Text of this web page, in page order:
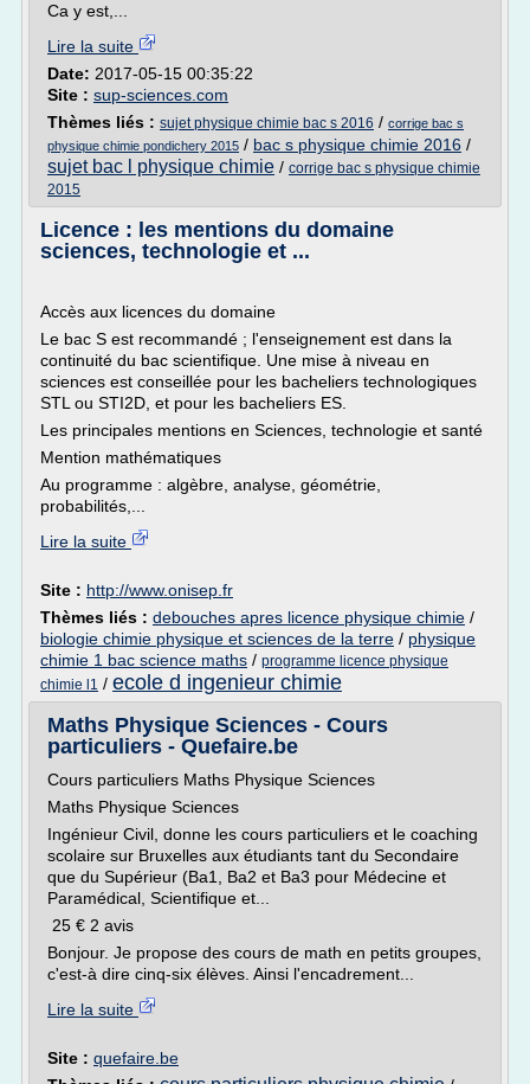
Ca y est,...
Lire la suite
Date: 2017-05-15 00:35:22
Site : sup-sciences.com
Thèmes liés : sujet physique chimie bac s 2016 / corrige bac s
physique chimie pondichery 2015 / bac s physique chimie 2016 /
sujet bac l physique chimie / corrige bac s physique chimie
2015
Licence : les mentions du domaine
sciences, technologie et ...
Accès aux licences du domaine
Le bac S est recommandé ; l'enseignement est dans la
continuité du bac scientifique. Une mise à niveau en
sciences est conseillée pour les bacheliers technologiques
STL ou STI2D, et pour les bacheliers ES.
Les principales mentions en Sciences, technologie et santé
Mention mathématiques
Au programme : algèbre, analyse, géométrie,
probabilités,...
Lire la suite
Site : http://www.onisep.fr
Thèmes liés : debouches apres licence physique chimie /
biologie chimie physique et sciences de la terre / physique
chimie 1 bac science maths / programme licence physique
chimie l1 / ecole d ingenieur chimie
Maths Physique Sciences - Cours
particuliers - Quefaire.be
Cours particuliers Maths Physique Sciences
Maths Physique Sciences
Ingénieur Civil, donne les cours particuliers et le coaching
scolaire sur Bruxelles aux étudiants tant du Secondaire
que du Supérieur (Ba1, Ba2 et Ba3 pour Médecine et
Paramédical, Scientifique et...
25 € 2 avis
Bonjour. Je propose des cours de math en petits groupes,
c'est-à dire cinq-six élèves. Ainsi l'encadrement...
Lire la suite
Site : quefaire.be